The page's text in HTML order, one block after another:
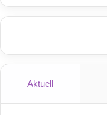
Aktuell